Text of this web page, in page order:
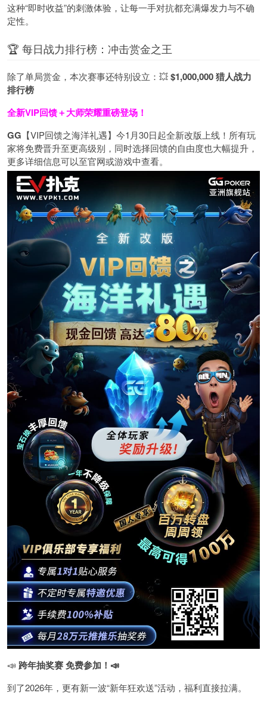
这种“即时收益”的刺激体验，让每一手对抗都充满爆发力与不确
定性。
🏆 每日战力排行榜：冲击赏金之王
除了单局赏金，本次赛事还特别设立：💥$1,000,000 猎人战力
排行榜
全新VIP回馈＋大师荣耀重磅登场！
GG 【VIP回馈之海洋礼遇】今1月30日起全新改版上线！所有玩
家将免费晋升至更高级别，同时选择回馈的自由度也大幅提升，
更多详细信息可以至官网或游戏中查看。
📣 跨年抽奖赛 免费参加 ！📣
到了2026年，更有新一波“新年狂欢送”活动，福利直接拉满。